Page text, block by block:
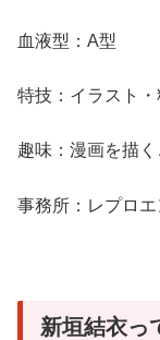
血液型：A型
特技：イラスト・
趣味：漫画を描
事務所：レプロ
新垣結衣っ